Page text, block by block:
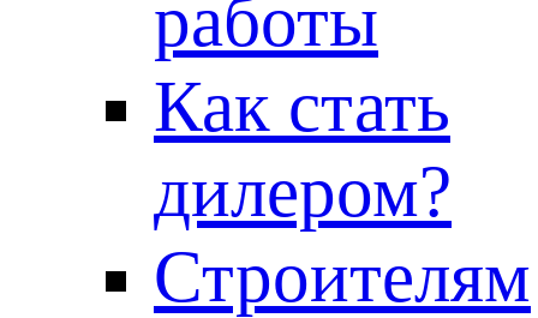
работы
Как стать
дилером?
Строителям